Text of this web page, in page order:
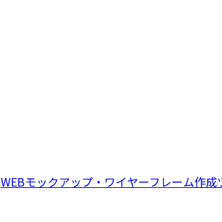
WEBモックアップ・ワイヤーフレーム作成